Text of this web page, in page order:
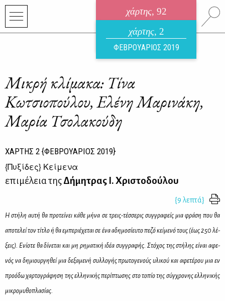
χάρτης, 92
ηλεκτρονικό περιοδικό
ΑΥΓΟΥΣΤΟΣ 2026
χάρτης, 2
ΦΕΒΡΟΥΑΡΙΟΣ 2019
Μικρή κλίμακα: Τίνα
Κωτσιοπούλου, Ελένη Μαρινάκη,
Μαρία Τσολακούδη
ΧΑΡΤΗΣ 2 {ΦΕΒΡΟΥΑΡΙΟΣ 2019}
{Πυξίδες} Κείμενα
επιμέλεια τηςΔήμητρας Ι. Χριστοδούλου
{9 λεπτά}
Η στή­λη αυ­τή θα προ­τεί­νει κά­θε μή­να σε τρεις-τέσ­σε­ρις συγ­γρα­φείς μια φρά­ση που θα
απο­τε­λεί τον τί­τλο ή θα εμπε­ριέ­χε­ται σε ένα αδη­μο­σί­ευ­το πε­ζό κεί­με­νό τους (έως 250 λέ­
ξεις). Ενί­ο­τε θα δί­νε­ται και μη ρη­μα­τι­κή ιδέα συγ­γρα­φής. Στό­χος της στή­λης εί­ναι αφε­
νός να δη­μιουρ­γη­θεί μια δε­ξα­με­νή συλ­λο­γής πρω­το­γε­νούς υλι­κού και αφε­τέ­ρου μια εν
προ­ό­δω χαρ­το­γρά­φη­ση της ελ­λη­νι­κής πε­ρί­πτω­σης στο το­πίο της σύγ­χρο­νης ελ­λη­νι­κής
μι­κρο­μυ­θο­πλα­σί­ας.